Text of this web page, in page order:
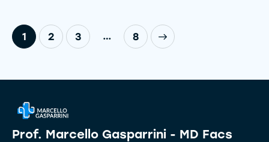
1 2 3 … 8
>
Prof. Marcello Gasparrini - MD Facs